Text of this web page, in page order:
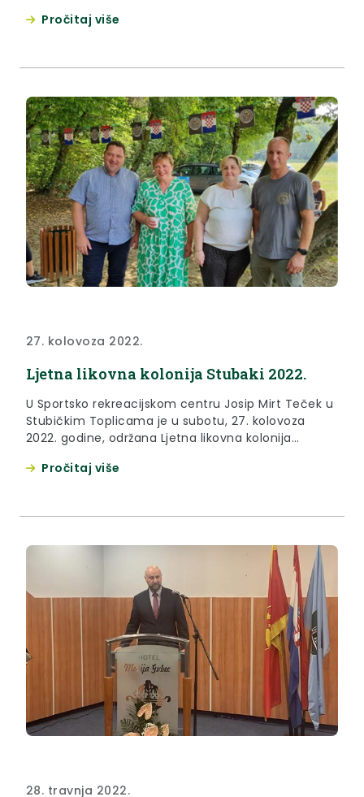
Pročitaj više
27. kolovoza 2022.
Ljetna likovna kolonija Stubaki 2022.
U Sportsko rekreacijskom centru Josip Mirt Teček u
Stubičkim Toplicama je u subotu, 27. kolovoza
2022. godine, održana Ljetna likovna kolonija
Pročitaj više
28. travnja 2022.